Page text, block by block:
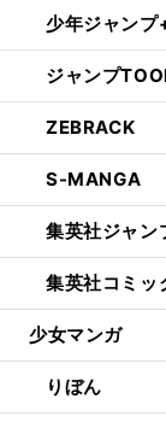
少年ジャンプ
ジャンプ
ZEBRACK
S-MANGA
集英社ジャン
集英社コミッ
少女マンガ
りぼん